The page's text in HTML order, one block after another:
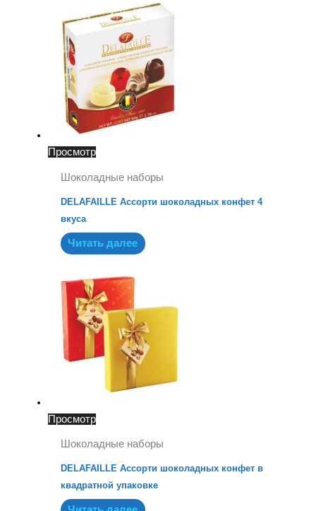
Просмотр
Шоколадные наборы
DELAFAILLE Ассорти шоколадных конфет 4
вкуса
Читать далее
Просмотр
Шоколадные наборы
DELAFAILLE Ассорти шоколадных конфет в
квадратной упаковке